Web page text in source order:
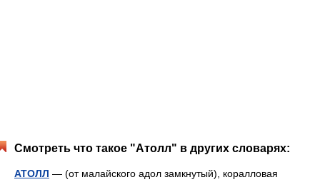
Смотреть что такое "Атолл" в других словарях:
АТОЛЛ — (от малайского адол замкнутый), коралловая